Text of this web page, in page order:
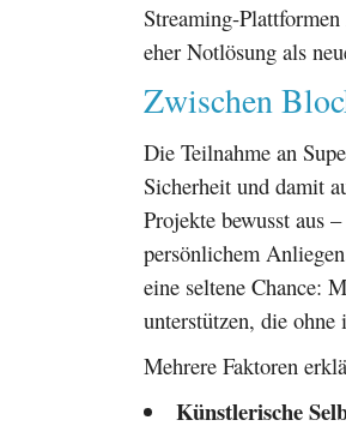
Streaming-
eher Notlösung als
Zwischen
Die Teilnahme an
Sicherheit und damit
Projekte bewusst aus
persönlichem
eine seltene Chance:
unterstützen, die
Mehrere Faktoren
Künstlerische